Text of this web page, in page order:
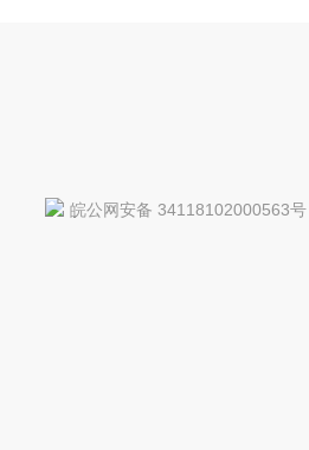
皖公网安备 34118102000563号